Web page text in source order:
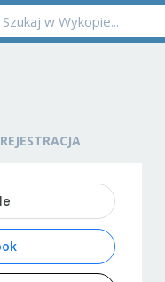
REJESTRACJA